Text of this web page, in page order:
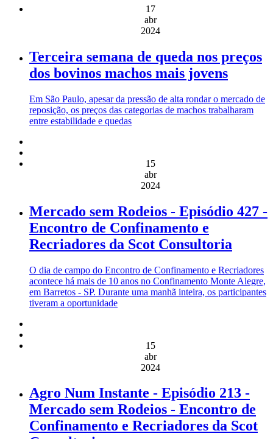
17
abr
2024
Terceira semana de queda nos preços
dos bovinos machos mais jovens
Em São Paulo, apesar da pressão de alta rondar o mercado de
reposição, os preços das categorias de machos trabalharam
entre estabilidade e quedas
15
abr
2024
Mercado sem Rodeios - Episódio 427 -
Encontro de Confinamento e
Recriadores da Scot Consultoria
O dia de campo do Encontro de Confinamento e Recriadores
acontece há mais de 10 anos no Confinamento Monte Alegre,
em Barretos - SP. Durante uma manhã inteira, os participantes
tiveram a oportunidade
15
abr
2024
Agro Num Instante - Episódio 213 -
Mercado sem Rodeios - Encontro de
Confinamento e Recriadores da Scot